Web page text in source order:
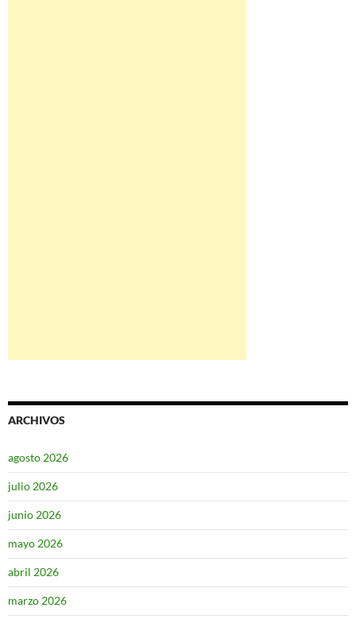
ARCHIVOS
agosto 2026
julio 2026
junio 2026
mayo 2026
abril 2026
marzo 2026